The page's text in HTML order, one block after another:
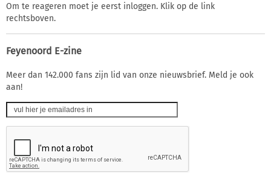
Om te reageren moet je eerst inloggen. Klik op de link
rechtsboven.
Feyenoord E-zine
Meer dan 142.000 fans zijn lid van onze nieuwsbrief. Meld je ook
aan!